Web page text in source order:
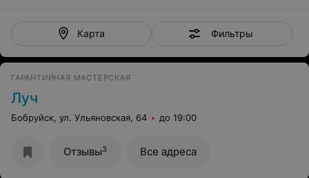
Карта Фильтры
ГАРАНТИЙНАЯ МАСТЕРСКАЯ
Луч
Бобруйск, ул. Ульяновская, 64 до 19:00
Отзывы3 Все адреса